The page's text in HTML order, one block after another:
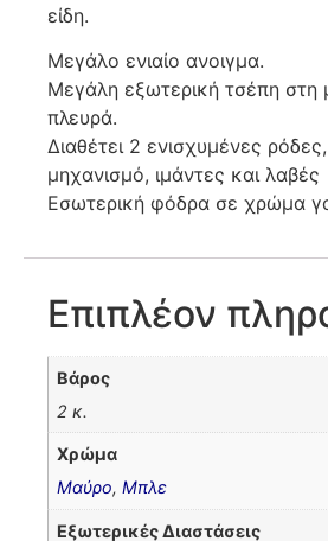
είδη.
Μεγάλο ενιαίο ανοιγμα.
Μεγάλη εξωτερική τσέπη στη
πλευρά.
Διαθέτει 2 ενισχυμένες
μηχανισμό, ιμάντες και λαβές
Εσωτερική φόδρα σε χρώμα
Επιπλέον
Βάρος
2 κ.
Χρώμα
Μαύρο,Μπλε
Εξωτερικές Διαστάσεις